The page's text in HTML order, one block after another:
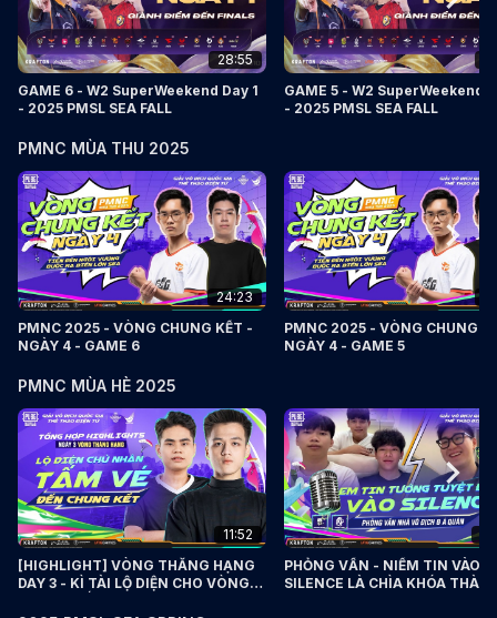
28:55
GAME 6 - W2 SuperWeekend Day 1
- 2025 PMSL SEA FALL
GAME 5 - W2 SuperWeekend
- 2025 PMSL SEA FALL
PMNC MÙA THU 2025
24:23
PMNC 2025 - VÒNG CHUNG KẾT -
NGÀY 4 - GAME 6
PMNC 2025 - VÒNG CHUNG
NGÀY 4 - GAME 5
PMNC MÙA HÈ 2025
11:52
[HIGHLIGHT] VÒNG THĂNG HẠNG
DAY 3 - KÌ TÀI LỘ DIỆN CHO VÒNG
PHỎNG VẤN - NIỀM TIN VÀO
SILENCE LÀ CHÌA KHÓA